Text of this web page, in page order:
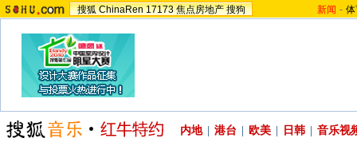
搜狐 ChinaRen 17173 焦点房地产 搜狗 新闻 -
内地 港台 欧美 日韩 音乐视